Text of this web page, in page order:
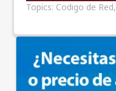
Topics: Codigo de Red,